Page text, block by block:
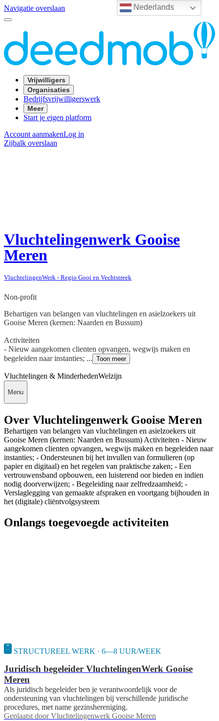
Nederlands
Navigatie overslaan
Vrijwilligers
Organisaties
Bedrijfsvrijwilligerswerk
Meer
Start je eigen platform
Account aanmakenLog in
Zijbalk overslaan
Vluchtelingenwerk Gooise
Meren
VluchtelingenWerk - Regio Gooi en Vechtstreek
Non-profit
Behartigen van belangen van vluchtelingen en asielzoekers uit
Gooise Meren (kernen: Naarden en Bussum)
Activiteiten
- Nieuw aangekomen clienten opvangen, wegwijs maken en
begeleiden naar instanties; ... Toon meer
Vluchtelingen & MinderhedenWelzijn
Menu
Over Vluchtelingenwerk Gooise Meren
Behartigen van belangen van vluchtelingen en asielzoekers uit
Gooise Meren (kernen: Naarden en Bussum) Activiteiten - Nieuw
aangekomen clienten opvangen, wegwijs maken en begeleiden naar
instanties; - Ondersteunen bij het invullen van formulieren (op
papier en digitaal) en het regelen van praktische zaken; - Een
vertrouwensband opbouwen, een luisterend oor bieden en indien
nodig doorverwijzen; - Begeleiding naar zelfredzaamheid; -
Verslaglegging van gemaakte afspraken en voortgang bijhouden in
het (digitale) cliëntvolgsysteem
Onlangs toegevoegde activiteiten
STRUCTUREEL WERK · 6—8 UUR/WEEK
Juridisch begeleider VluchtelingenWerk Gooise
Meren
Als juridisch begeleider ben je verantwoordelijk voor de
ondersteuning van vluchtelingen bij verschillende juridische
procedures, met name gezinshereniging.
Geplaatst door Vluchtelingenwerk Gooise Meren